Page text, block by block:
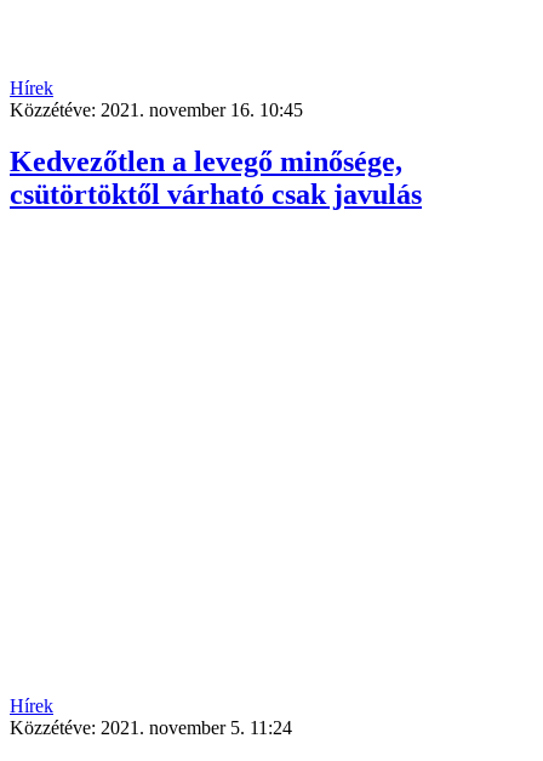
Hírek
Közzétéve: 2021. november 16. 10:45
Kedvezőtlen a levegő minősége,
csütörtöktől várható csak javulás
Hírek
Közzétéve: 2021. november 5. 11:24